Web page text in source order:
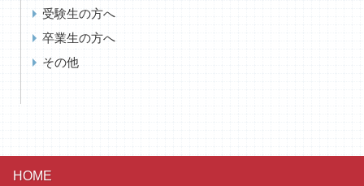
受験生の方へ
卒業生の方へ
その他
HOME